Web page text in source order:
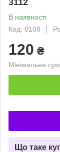
В наявності
Код: 0108
120 ₴
Мінімальна
Що таке